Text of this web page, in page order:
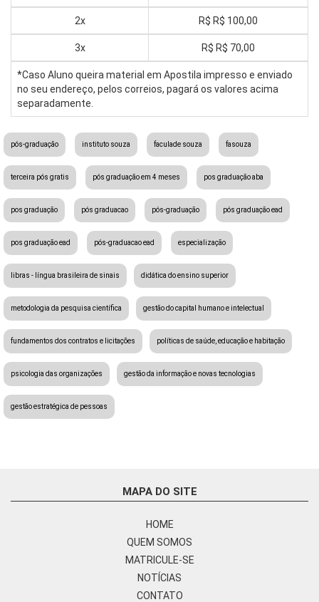
2x R$ R$ 100,00
3x R$ R$ 70,00
*Caso Aluno queira material em Apostila impresso e enviado
no seu endereço, pelos correios, pagará os valores acima
separadamente.
pós-graduação instituto souza faculade souza fasouza
terceira pós gratis pós graduação em 4 meses pos graduação aba
pos graduação pós graduacao pós-graduação pós graduação ead
pos graduação ead pós-graduacao ead especialização
libras - língua brasileira de sinais didática do ensino superior
metodologia da pesquisa científica gestão do capital humano e intelectual
fundamentos dos contratos e licitações políticas de saúde, educação e habitação
psicologia das organizações gestão da informação e novas tecnologias
gestão estratégica de pessoas
MAPA DO SITE
HOME
QUEM SOMOS
MATRICULE-SE
NOTÍCIAS
CONTATO